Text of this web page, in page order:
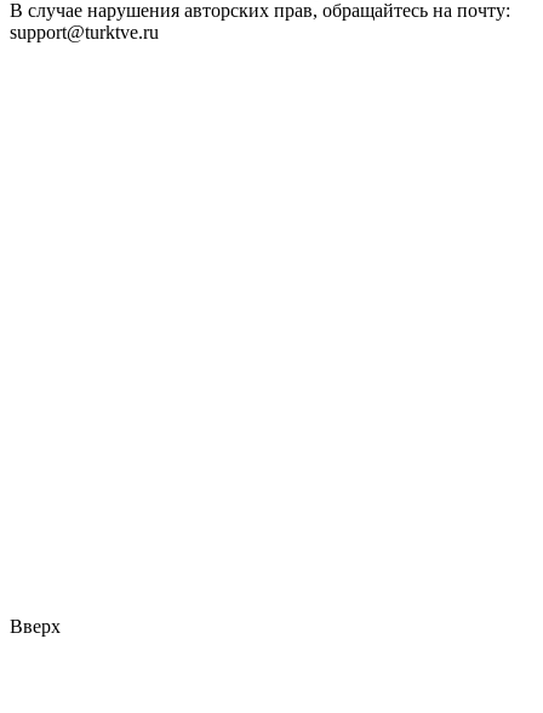
В случае нарушения авторских прав, обращайтесь на почту:
support@turktve.ru
Вверх